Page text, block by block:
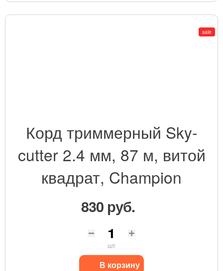
sale
Корд триммерный Sky-
cutter 2.4 мм, 87 м, витой
квадрат, Champion
830 руб.
шт
В корзину